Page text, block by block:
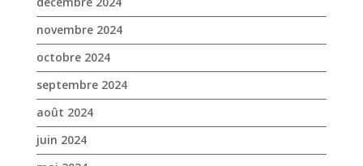
septembre 2024
août 2024
juin 2024
mai 2024
avril 2024
mars 2024